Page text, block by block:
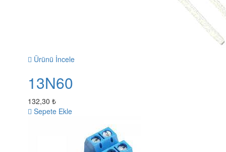
Ürünü İncele
13N60
132,30 ₺
Sepete Ekle